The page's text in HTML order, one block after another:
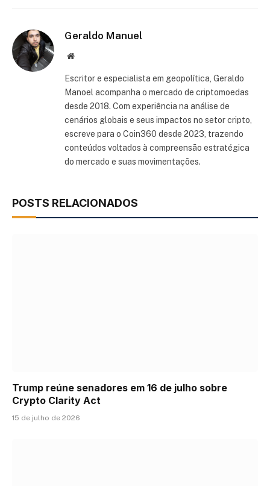
Geraldo Manuel
Site
Escritor e especialista em geopolítica, Geraldo
Manoel acompanha o mercado de criptomoedas
desde 2018. Com experiência na análise de
cenários globais e seus impactos no setor cripto,
escreve para o Coin360 desde 2023, trazendo
conteúdos voltados à compreensão estratégica
do mercado e suas movimentações.
POSTS RELACIONADOS
Trump reúne senadores em 16 de julho sobre
Crypto Clarity Act
15 de julho de 2026